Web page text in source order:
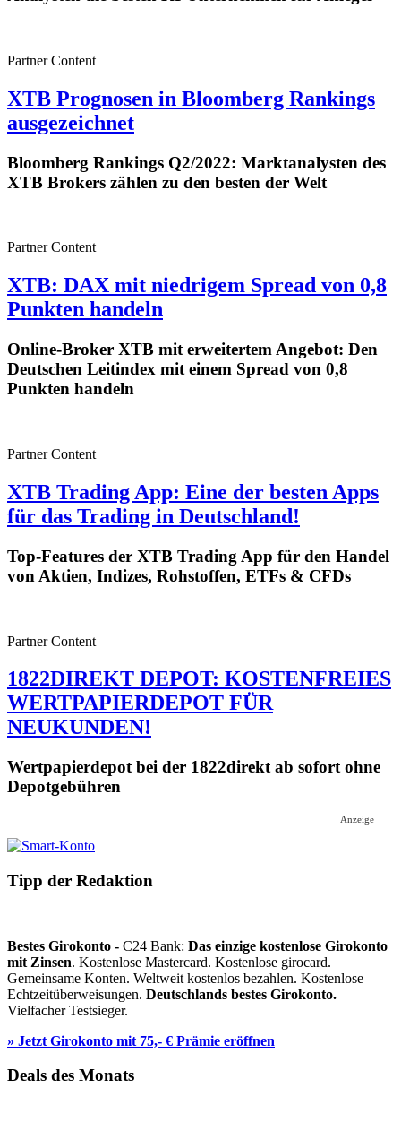
Partner Content
XTB Prognosen in Bloomberg Rankings
ausgezeichnet
Bloomberg Rankings Q2/2022: Marktanalysten des
XTB Brokers zählen zu den besten der Welt
Partner Content
XTB: DAX mit niedrigem Spread von 0,8
Punkten handeln
Online-Broker XTB mit erweitertem Angebot: Den
Deutschen Leitindex mit einem Spread von 0,8
Punkten handeln
Partner Content
XTB Trading App: Eine der besten Apps
für das Trading in Deutschland!
Top-Features der XTB Trading App für den Handel
von Aktien, Indizes, Rohstoffen, ETFs & CFDs
Partner Content
1822DIREKT DEPOT: KOSTENFREIES
WERTPAPIERDEPOT FÜR
NEUKUNDEN!
Wertpapierdepot bei der 1822direkt ab sofort ohne
Depotgebühren
Anzeige
Tipp der Redaktion
Bestes Girokonto - C24 Bank: Das einzige kostenlose Girokonto
mit Zinsen. Kostenlose Mastercard. Kostenlose girocard.
Gemeinsame Konten. Weltweit kostenlos bezahlen. Kostenlose
Echtzeitüberweisungen. Deutschlands bestes Girokonto.
Vielfacher Testsieger.
» Jetzt Girokonto mit 75,- € Prämie eröffnen
Deals des Monats